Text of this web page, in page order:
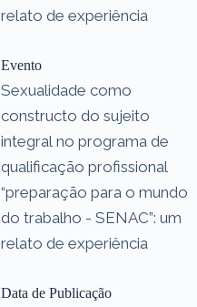
relato de experiência
Evento
Sexualidade como
constructo do sujeito
integral no programa de
qualificação profissional
“preparação para o mundo
do trabalho - SENAC”: um
relato de experiência
Data de Publicação